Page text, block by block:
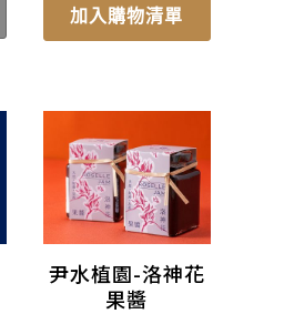
加入購物清單
尹水植園-洛神花
果醬